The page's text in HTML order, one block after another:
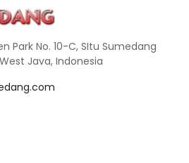
Park No. 10-C, SItu Sumedang
Java, Indonesia